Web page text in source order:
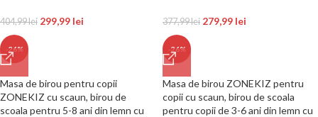
404,99lei 299,99 lei 377,99lei 279,99 lei
-26%
Masa de birou pentru copii
ZONEKIZ cu scaun, birou de
scoala pentru 5-8 ani din lemn cu
-26%
Masa de birou ZONEKIZ pentru
copii cu scaun, birou de scoala
pentru copii de 3-6 ani din lemn cu